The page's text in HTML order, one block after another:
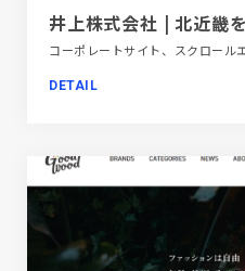
DETAIL